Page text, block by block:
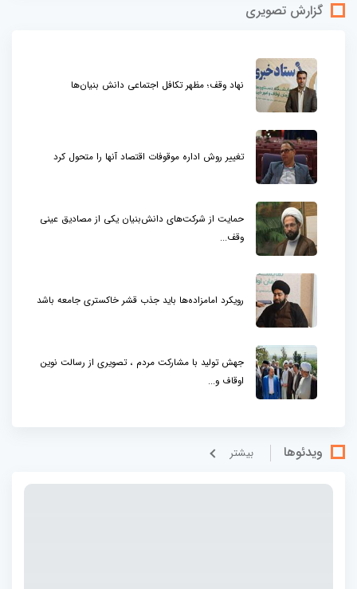
گزارش تصویری
نهاد وقف؛ مظهر تکافل اجتماعی دانش بنیان‌ها
تغییر روش اداره موقوفات اقتصاد آنها را متحول کرد
حمایت از شرکت‌های دانش‌بنیان یکی از مصادیق عینی
وقف...
رویکرد امامزاده‌ها باید جذب قشر خاکستری جامعه باشد
جهش تولید با مشارکت مردم ، تصویری از رسالت نوین
اوقاف و...
ویدئوها بيشتر